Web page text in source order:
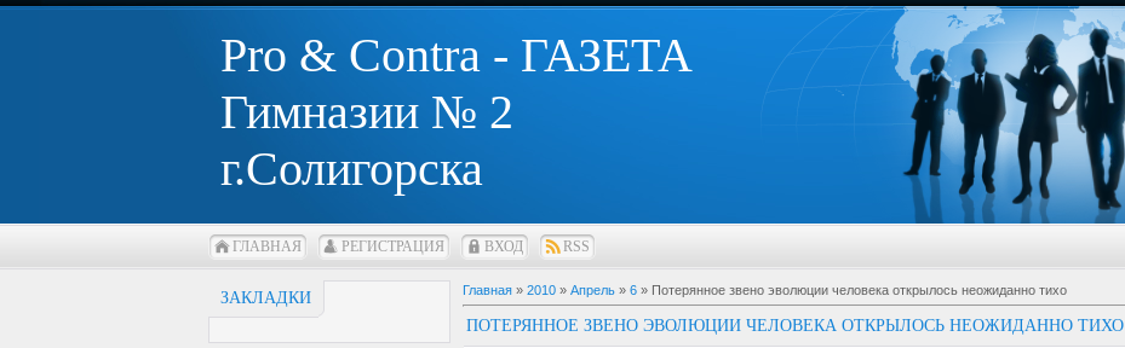
Pro & Contra - ГАЗЕТА
Гимназии № 2
г.Солигорска
ГЛАВНАЯ РЕГИСТРАЦИЯ ВХОД RSS
ЗАКЛАДКИ Главная » 2010 » Апрель » 6 » Потерянное звено эволюции человека открылось неожиданно тихо
ПОТЕРЯННОЕ ЗВЕНО ЭВОЛЮЦИИ ЧЕЛОВЕКА ОТКРЫЛОСЬ НЕОЖИДАННО ТИХО